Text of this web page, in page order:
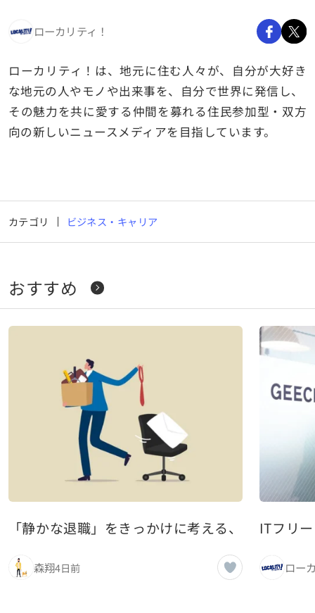
ローカリティ！
ローカリティ！は、地元に住む人々が、自分が大好き
な地元の人やモノや出来事を、自分で世界に発信し、
その魅力を共に愛する仲間を募れる住民参加型・双方
向の新しいニュースメディアを目指しています。
カテゴリ ビジネス・キャリア
おすすめ
「静かな退職」をきっかけに考える、これから
森翔4日前
ITフリ